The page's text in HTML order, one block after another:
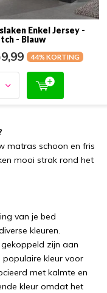
Enkel Jersey -
- Blauw
44% KORTING
matras schoon en fris
mooi strak rond het
van je bed
kleuren.
zijn aan
populaire kleur voor
met kalmte en
kleur omdat het